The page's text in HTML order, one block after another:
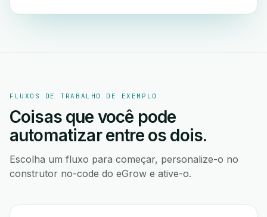
FLUXOS DE TRABALHO DE EXEMPLO
Coisas que você pode
automatizar entre os dois.
Escolha um fluxo para começar, personalize-o no
construtor no-code do eGrow e ative-o.